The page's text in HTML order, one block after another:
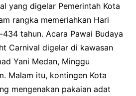
yang digelar Pemerintah Kota
rangka memeriahkan Hari
tahun. Acara Pawai Budaya
Carnival digelar di kawasan
Yani Medan, Minggu
Malam itu, kontingen Kota
mengenakan pakaian adat